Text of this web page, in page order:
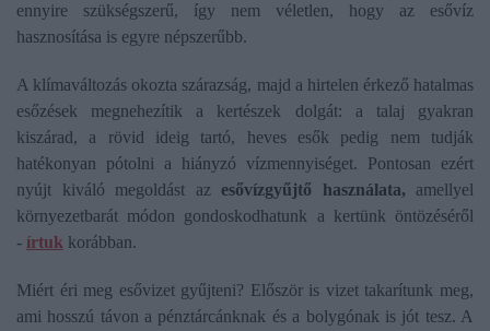
ennyire szükségszerű, így nem véletlen, hogy az esővíz
hasznosítása is egyre népszerűbb.
A klímaváltozás okozta szárazság, majd a hirtelen érkező hatalmas
esőzések megnehezítik a kertészek dolgát: a talaj gyakran
kiszárad, a rövid ideig tartó, heves esők pedig nem tudják
hatékonyan pótolni a hiányzó vízmennyiséget. Pontosan ezért
nyújt kiváló megoldást az esővízgyűjtő használata, amellyel
környezetbarát módon gondoskodhatunk a kertünk öntözéséről
- írtuk korábban.
Miért éri meg esővizet gyűjteni? Először is vizet takarítunk meg,
ami hosszú távon a pénztárcánknak és a bolygónak is jót tesz. A